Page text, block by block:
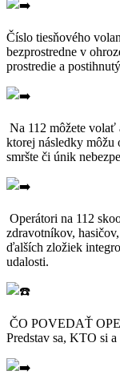
Číslo tiesňového
bezprostredne v
prostredie a
Na 112 môžete volať
ktorej následky môžu
smršte či únik
Operátori na 112
zdravotníkov,
ďalších zložiek
udalosti.
ČO POVEDAŤ
Predstav sa, KTO si a